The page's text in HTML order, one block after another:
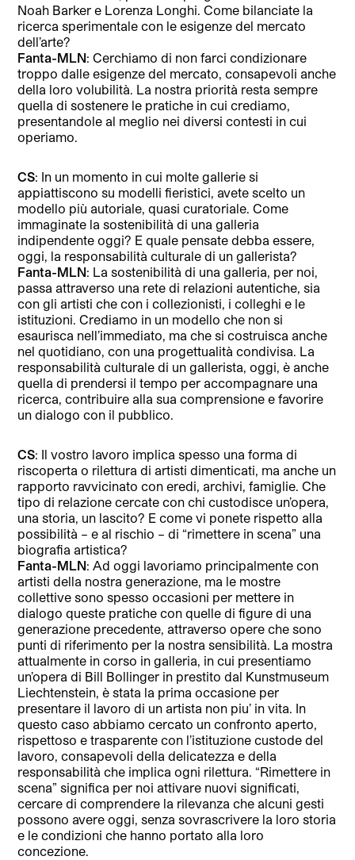
Noah Barker e Lorenza Longhi. Come bilanciate la
ricerca sperimentale con le esigenze del mercato
dell’arte?
Fanta-MLN: Cerchiamo di non farci condizionare
troppo dalle esigenze del mercato, consapevoli anche
della loro volubilità. La nostra priorità resta sempre
quella di sostenere le pratiche in cui crediamo,
presentandole al meglio nei diversi contesti in cui
operiamo.
CS: ⁠In un momento in cui molte gallerie si
appiattiscono su modelli fieristici, avete scelto un
modello più autoriale, quasi curatoriale. Come
immaginate la sostenibilità di una galleria
indipendente oggi? E quale pensate debba essere,
oggi, la responsabilità culturale di un gallerista?
Fanta-MLN: La sostenibilità di una galleria, per noi,
passa attraverso una rete di relazioni autentiche, sia
con gli artisti che con i collezionisti, i colleghi e le
istituzioni. Crediamo in un modello che non si
esaurisca nell’immediato, ma che si costruisca anche
nel quotidiano, con una progettualità condivisa. La
responsabilità culturale di un gallerista, oggi, è anche
quella di prendersi il tempo per accompagnare una
ricerca, contribuire alla sua comprensione e favorire
un dialogo con il pubblico.
CS: ⁠Il vostro lavoro implica spesso una forma di
riscoperta o rilettura di artisti dimenticati, ma anche un
rapporto ravvicinato con eredi, archivi, famiglie. Che
tipo di relazione cercate con chi custodisce un’opera,
una storia, un lascito? E come vi ponete rispetto alla
possibilità – e al rischio – di “rimettere in scena” una
biografia artistica?
Fanta-MLN: Ad oggi lavoriamo principalmente con
artisti della nostra generazione, ma le mostre
collettive sono spesso occasioni per mettere in
dialogo queste pratiche con quelle di figure di una
generazione precedente, attraverso opere che sono
punti di riferimento per la nostra sensibilità. La mostra
attualmente in corso in galleria, in cui presentiamo
un’opera di Bill Bollinger in prestito dal Kunstmuseum
Liechtenstein, è stata la prima occasione per
presentare il lavoro di un artista non piu’ in vita. In
questo caso abbiamo cercato un confronto aperto,
rispettoso e trasparente con l’istituzione custode del
lavoro, consapevoli della delicatezza e della
responsabilità che implica ogni rilettura. “Rimettere in
scena” significa per noi attivare nuovi significati,
cercare di comprendere la rilevanza che alcuni gesti
possono avere oggi, senza sovrascrivere la loro storia
e le condizioni che hanno portato alla loro
concezione.